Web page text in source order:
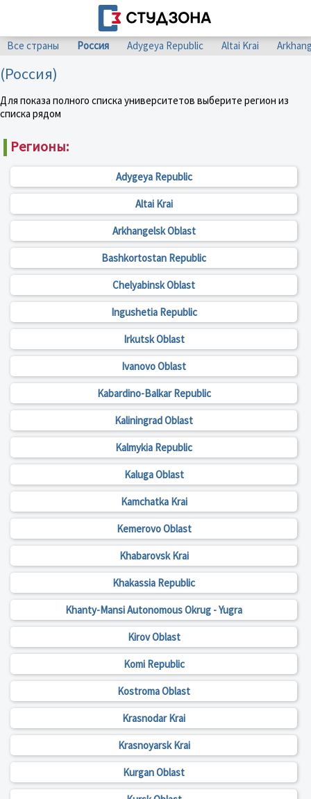
Все страны Россия Adygeya Republic Altai Krai
(Россия)
Для показа полного списка университетов выберите регион из
списка рядом
Регионы:
Adygeya Republic
Altai Krai
Arkhangelsk Oblast
Bashkortostan Republic
Chelyabinsk Oblast
Ingushetia Republic
Irkutsk Oblast
Ivanovo Oblast
Kabardino-Balkar Republic
Kaliningrad Oblast
Kalmykia Republic
Kaluga Oblast
Kamchatka Krai
Kemerovo Oblast
Khabarovsk Krai
Khakassia Republic
Khanty-Mansi Autonomous Okrug - Yugra
Kirov Oblast
Komi Republic
Kostroma Oblast
Krasnodar Krai
Krasnoyarsk Krai
Kurgan Oblast